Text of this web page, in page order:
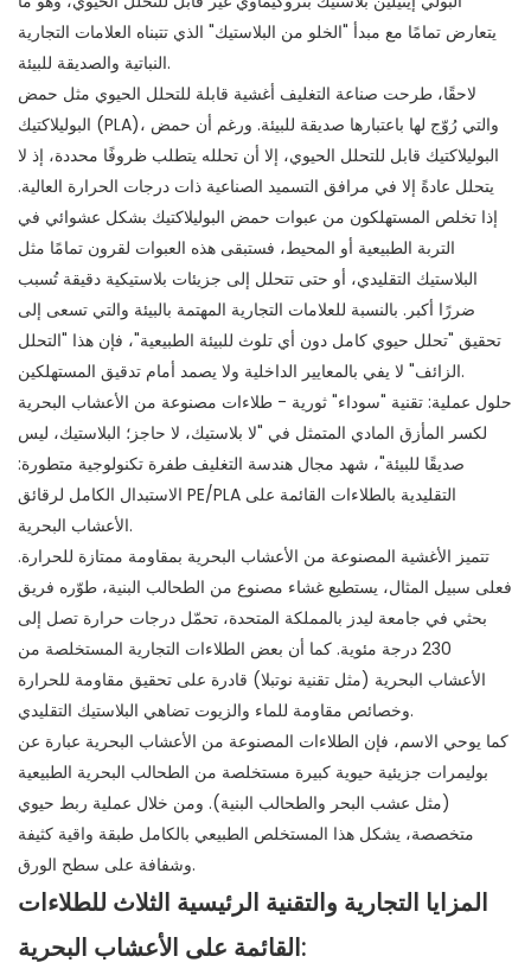
يتعارض تمامًا مع مبدأ "الخلو من البلاستيك" الذي تتبناه العلامات التجارية
النباتية والصديقة للبيئة.
لاحقًا، طرحت صناعة التغليف أغشية قابلة للتحلل الحيوي مثل حمض
البوليلاكتيك (PLA)، والتي رُوّج لها باعتبارها صديقة للبيئة. ورغم أن حمض
البوليلاكتيك قابل للتحلل الحيوي، إلا أن تحلله يتطلب ظروفًا محددة، إذ لا
يتحلل عادةً إلا في مرافق التسميد الصناعية ذات درجات الحرارة العالية.
إذا تخلص المستهلكون من عبوات حمض البوليلاكتيك بشكل عشوائي في
التربة الطبيعية أو المحيط، فستبقى هذه العبوات لقرون تمامًا مثل
البلاستيك التقليدي، أو حتى تتحلل إلى جزيئات بلاستيكية دقيقة تُسبب
ضررًا أكبر. بالنسبة للعلامات التجارية المهتمة بالبيئة والتي تسعى إلى
تحقيق "تحلل حيوي كامل دون أي تلوث للبيئة الطبيعية"، فإن هذا "التحلل
الزائف" لا يفي بالمعايير الداخلية ولا يصمد أمام تدقيق المستهلكين.
حلول عملية: تقنية "سوداء" ثورية - طلاءات مصنوعة من الأعشاب البحرية
لكسر المأزق المادي المتمثل في "لا بلاستيك، لا حاجز؛ البلاستيك، ليس
صديقًا للبيئة"، شهد مجال هندسة التغليف طفرة تكنولوجية متطورة:
الاستبدال الكامل لرقائق PE/PLA التقليدية بالطلاءات القائمة على
الأعشاب البحرية.
تتميز الأغشية المصنوعة من الأعشاب البحرية بمقاومة ممتازة للحرارة.
فعلى سبيل المثال، يستطيع غشاء مصنوع من الطحالب البنية، طوّره فريق
بحثي في ​​جامعة ليدز بالمملكة المتحدة، تحمّل درجات حرارة تصل إلى
230 درجة مئوية. كما أن بعض الطلاءات التجارية المستخلصة من
الأعشاب البحرية (مثل تقنية نوتبلا) قادرة على تحقيق مقاومة للحرارة
وخصائص مقاومة للماء والزيوت تضاهي البلاستيك التقليدي.
كما يوحي الاسم، فإن الطلاءات المصنوعة من الأعشاب البحرية عبارة عن
بوليمرات جزيئية حيوية كبيرة مستخلصة من الطحالب البحرية الطبيعية
(مثل عشب البحر والطحالب البنية). ومن خلال عملية ربط حيوي
متخصصة، يشكل هذا المستخلص الطبيعي بالكامل طبقة واقية كثيفة
وشفافة على سطح الورق.
المزايا التجارية والتقنية الرئيسية الثلاث للطلاءات
القائمة على الأعشاب البحرية: